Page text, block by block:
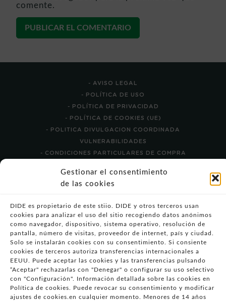
Gestionar el consentimiento
de las cookies
DIDE es propietario de este stiio. DIDE y otros terceros usan
cookies para analizar el uso del sitio recogiendo datos anónimos
como navegador, dispositivo, sistema operativo, resolución de
pantalla, número de visitas, proveedor de internet, país y ciudad.
Solo se instalarán cookies con su consentimiento. Si consiente
cookies de terceros autoriza transferencias internacionales a
EEUU. Puede aceptar las cookies y las transferencias pulsando
“Aceptar" rechazarlas con "Denegar" o configurar su uso selectivo
con "Configuración". Información detallada sobre las cookies en
Política de cookies. Puede revocar su consentimiento y modificar
ajustes de cookies.en cualquier momento. Menores de 14 años
comente.
- AVISO LEGAL
- POLÍTICA DE USO
- POLÍTICA DE PRIVACIDAD
- POLÍTICA DE COOKIES (UE)
- POLITICA DIVULGACION COORDINADA
VULNERABILIDADES
- CONDICIONES PARTICULARES DE COMPRA
- GUÍA DE COMPRA
- GUÍA DE PRIVACIDAD
- ATENCIÓN AL CLIENTE
- QUEJAS Y RECLAMACIONES
- PRESENCIA EN MEDIOS
- ÁREA DE PRENSA
- BLOG EDUCATIVO
Síguenos en